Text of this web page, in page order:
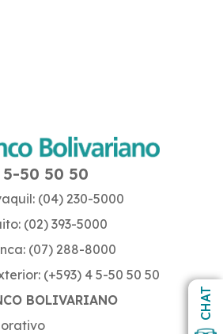
CHAT
BOLIVARIANO
5-50 50 50
(04) 230-5000
(02) 393-5000
(07) 288-8000
(+593) 4 5-50 50 50